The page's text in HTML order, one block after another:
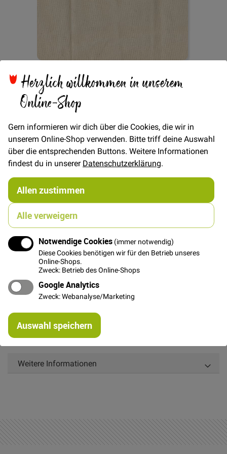
Herzlich willkommen in unserem
Online-Shop
Gern informieren wir dich über die Cookies, die wir in
unserem Online-Shop verwenden. Bitte triff deine Auswahl
über die entsprechenden Buttons. Weitere Informationen
findest du in unsererDatenschutzerklärung.
Allen zustimmen
Alle verweigern
Notwendige Cookies (immer notwendig)
Diese Cookies benötigen wir für den Betrieb unseres
Online-Shops.
Zweck: Betrieb des Online-Shops
Google Analytics
Zweck: Webanalyse/Marketing
Auswahl speichern
Anfang
Bildgalerie
springen
Nessel fest
VerfügbarkeitAuf Lager
9,00 €
€/METER (Freie Eingabe)
Menge
In den Warenkorb
Details
Der NESSELSTOFF besteht aus 100% Baumwolle. Er
ist ungewaschen und läuft ca. 15-20% ein!
Nähzweck: Nessel wird gerne für Probeschnitte oder
Kisseninlays benutzt. Für Bekleidung ist Nessel nicht
geeignet, er ist zu grob und läuft stark ein.
Weitere Informationen